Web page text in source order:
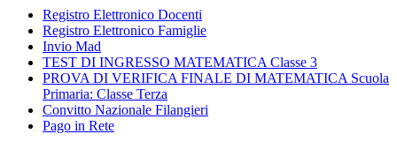
Registro Elettronico Docenti
Registro Elettronico Famiglie
Invio Mad
TEST DI INGRESSO MATEMATICA Classe 3
PROVA DI VERIFICA FINALE DI MATEMATICA Scuola
Primaria: Classe Terza
Convitto Nazionale Filangieri
Pago in Rete